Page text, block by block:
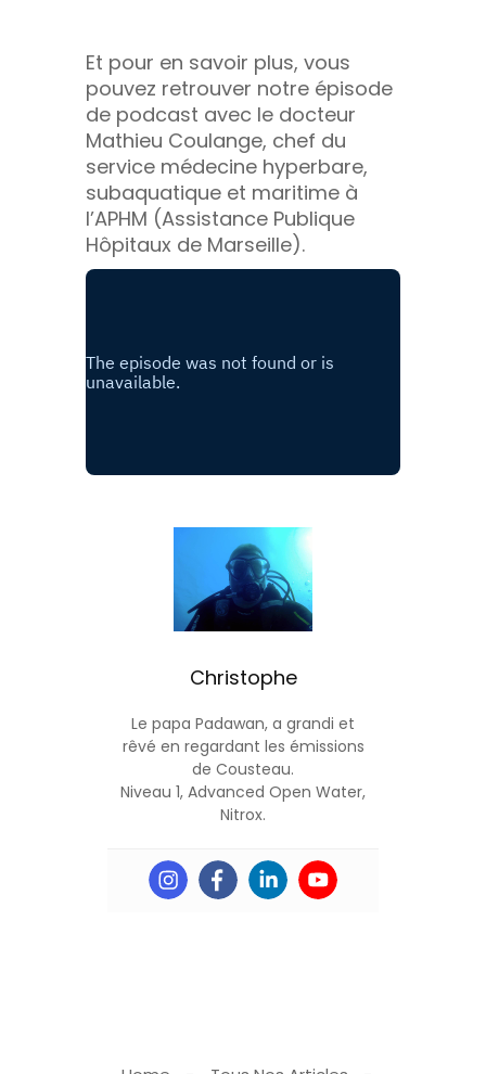
Et pour en savoir plus, vous
pouvez retrouver notre épisode
de podcast avec le docteur
Mathieu Coulange, chef du
service médecine hyperbare,
subaquatique et maritime à
l’APHM (Assistance Publique
Hôpitaux de Marseille).
Christophe
Le papa Padawan, a grandi et
rêvé en regardant les émissions
de Cousteau.
Niveau 1, Advanced Open Water,
Nitrox.